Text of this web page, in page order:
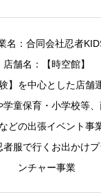
名：合同会社忍者
店舗名：【時空館】
験】を中心とした店舗
学童保育・小学校等
どの出張イベント事
者服で行くお出かけ
ンチャー事業